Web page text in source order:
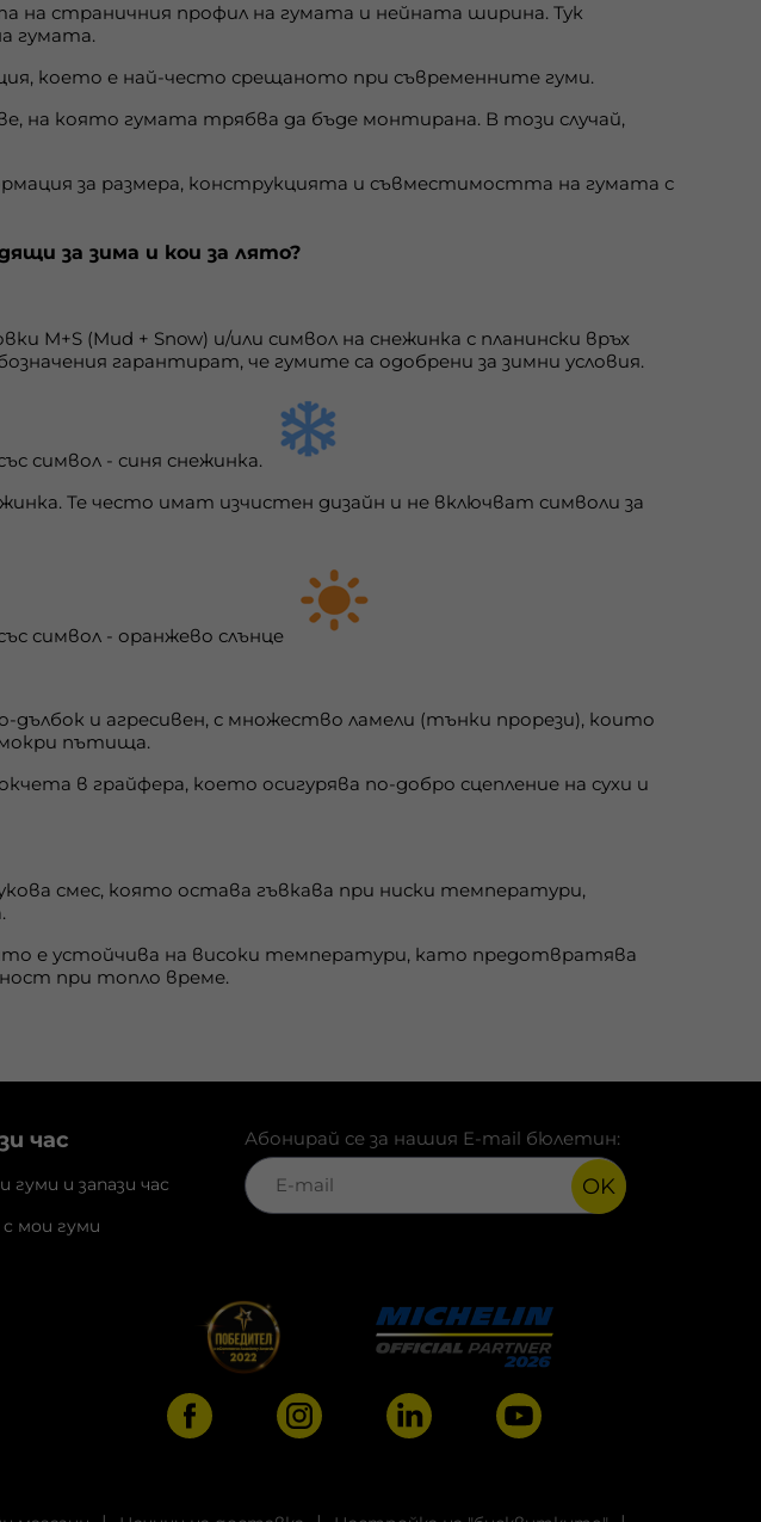
на страничния профил на гумата и нейната ширина. Тук
гумата.
което е най-често срещаното при съвременните гуми.
на която гумата трябва да бъде монтирана. В този случай,
за размера, конструкцията и съвместимостта на гумата с
за зима и кои за лято?
M+S (Mud + Snow) и/или символ на снежинка с планински връх
гарантират, че гумите са одобрени за зимни условия.
символ - синя снежинка.
Те често имат изчистен дизайн и не включват символи за
символ - оранжево слънцe
дълбок и агресивен, с множество ламели (тънки прорези), които
мокри пътища.
в грайфера, което осигурява по-добро сцепление на сухи и
смес, която остава гъвкава при ниски температури,
е устойчива на високи температури, като предотвратява
при топло време.
час
гуми и запази час
мои гуми
Абонирай се за нашия E-mail бюлетин:
OK